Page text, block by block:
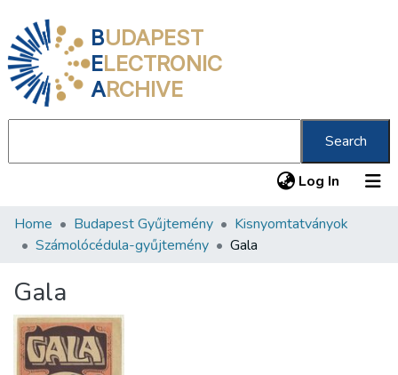
BUDAPEST
ELECTRONIC
ARCHIVE
Search
Log In (current)
Communities & Collections
Statistics
About us
Home Budapest Gyűjtemény
Kisnyomtatványok
Számolócédula-gyűjtemény
Gala
Gala